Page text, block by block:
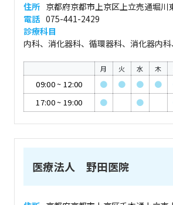
住所 京都府京都市上京区上立売通堀川
電話 075-441-2429
診療科目
内科、消化器科、循環器科、消化器内
月 火 水 木
09:00~ 12:00 ● ● ● ●
17:00~ 19:00 ● ●
医療法人 野田医院